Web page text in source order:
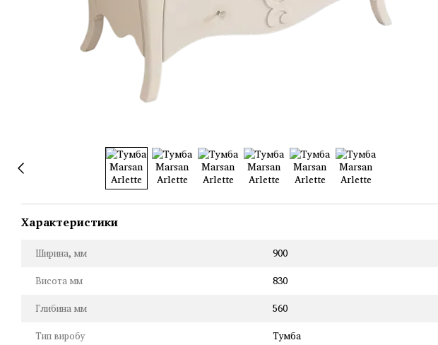
Характеристики
Ширина, мм
900
Висота мм
830
Глибина мм
560
Тип виробу
Тумба